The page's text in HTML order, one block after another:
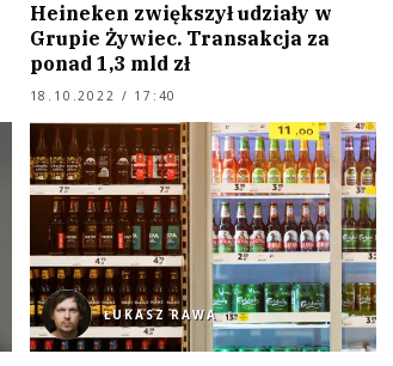
Heineken zwiększył udziały w
Grupie Żywiec. Transakcja za
ponad 1,3 mld zł
18.10.2022 / 17:40
ŁUKASZ RAWA